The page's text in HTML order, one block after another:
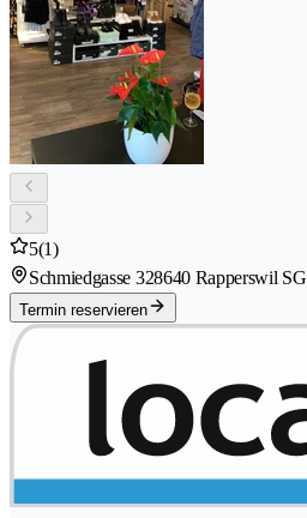
5(1)
Schmiedgasse 328640 Rapperswil SG
Termin reservieren